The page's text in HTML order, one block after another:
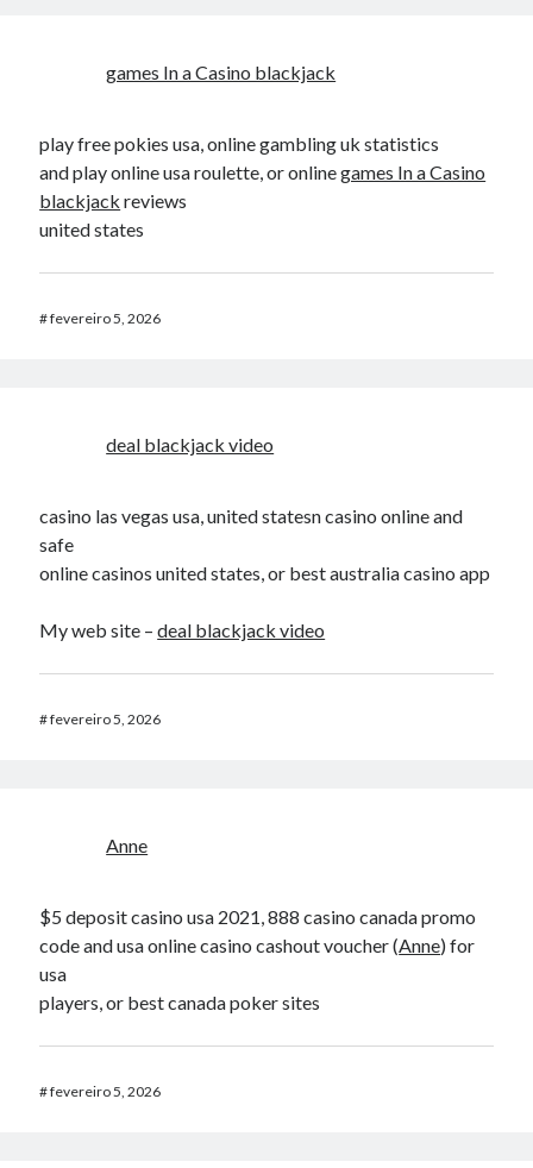
games In a Casino blackjack
play free pokies usa, online gambling uk statistics
and play online usa roulette, or onlinegames In a Casino
blackjack reviews
united states
#fevereiro 5, 2026
deal blackjack video
casino las vegas usa, united statesn casino online and
safe
online casinos united states, or best australia casino app
My web site –deal blackjack video
#fevereiro 5, 2026
Anne
$5 deposit casino usa 2021, 888 casino canada promo
code and usa online casino cashout voucher (Anne) for
usa
players, or best canada poker sites
#fevereiro 5, 2026